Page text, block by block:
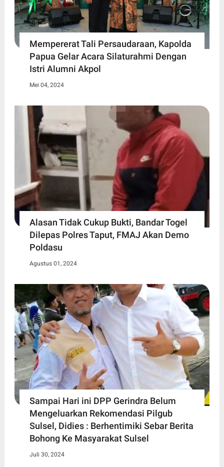
Mempererat Tali Persaudaraan, Kapolda
Papua Gelar Acara Silaturahmi Dengan
Istri Alumni Akpol
Mei 04, 2024
Alasan Tidak Cukup Bukti, Bandar Togel
Dilepas Polres Taput, FMAJ Akan Demo
Poldasu
Agustus 01, 2024
Sampai Hari ini DPP Gerindra Belum
Mengeluarkan Rekomendasi Pilgub
Sulsel, Didies : Berhentimiki Sebar Berita
Bohong Ke Masyarakat Sulsel
Juli 30, 2024